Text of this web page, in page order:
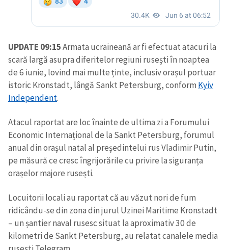
UPDATE 09:15Armata ucraineană ar fi efectuat atacuri la
scară largă asupra diferitelor regiuni rusești în noaptea
de 6 iunie, lovind mai multe ținte, inclusiv orașul portuar
istoric Kronstadt, lângă Sankt Petersburg, conform Kyiv
Independent.
Atacul raportat are loc înainte de ultima zi a Forumului
Economic Internațional de la Sankt Petersburg, forumul
anual din orașul natal al președintelui rus Vladimir Putin,
pe măsură ce cresc îngrijorările cu privire la siguranța
orașelor majore rusești.
Locuitorii locali au raportat că au văzut nori de fum
ridicându-se din zona din jurul Uzinei Maritime Kronstadt
– un șantier naval rusesc situat la aproximativ 30 de
kilometri de Sankt Petersburg, au relatat canalele media